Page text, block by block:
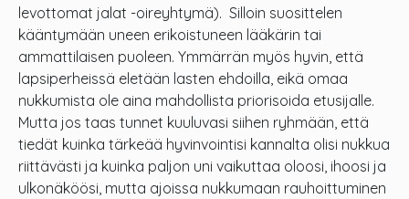
levottomat jalat -oireyhtymä). Silloin suosittelen
kääntymään uneen erikoistuneen lääkärin tai
ammattilaisen puoleen. Ymmärrän myös hyvin, että
lapsiperheissä eletään lasten ehdoilla, eikä omaa
nukkumista ole aina mahdollista priorisoida etusijalle.
Mutta jos taas tunnet kuuluvasi siihen ryhmään, että
tiedät kuinka tärkeää hyvinvointisi kannalta olisi nukkua
riittävästi ja kuinka paljon uni vaikuttaa oloosi, ihoosi ja
ulkonäköösi, mutta ajoissa nukkumaan rauhoittuminen